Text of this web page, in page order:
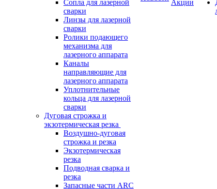
Сопла для лазерной
сварки
Линзы для лазерной
сварки
Ролики подающего
механизма для
лазерного аппарата
Каналы
направляющие для
лазерного аппарата
Уплотнительные
кольца для лазерной
сварки
Дуговая строжка и
экзотермическая резка
Воздушно-дуговая
строжка и резка
Экзотермическая
резка
Подводная сварка и
резка
Запасные части ARC
Акции